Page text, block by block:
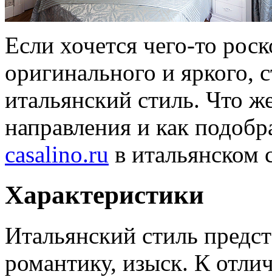
Если хочется чего-то
оригинального и яркого,
итальянский стиль. Что
направления и как
casalino.ru в итальянском
Характеристики
Итальянский стиль
романтику, изыск. К